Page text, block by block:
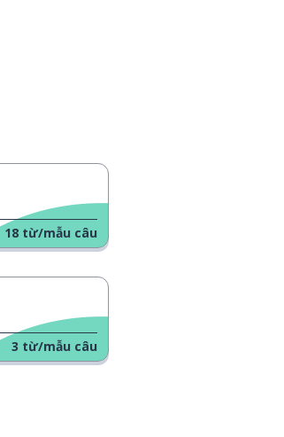
18 từ/mẫu câu
3 từ/mẫu câu